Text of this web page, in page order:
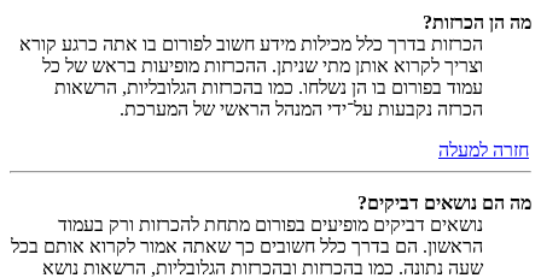
מה הן הכרזות?
הכרזות בדרך כלל מכילות מידע חשוב לפורום בו אתה כרגע קורא
וצריך לקרוא אותן מתי שניתן. ההכרזות מופיעות בראש של כל
עמוד בפורום בו הן נשלחו. כמו בהכרזות הגלובליות, הרשאות
הכרזה נקבעות על־ידי המנהל הראשי של המערכת.
חזרה למעלה
מה הם נושאים דביקים?
נושאים דביקים מופיעים בפורום מתחת להכרזות ורק בעמוד
הראשון. הם בדרך כלל חשובים כך שאתה אמור לקרוא אותם בכל
שעה נתונה. כמו בהכרזות ובהכרזות הגלובליות, הרשאות נושא